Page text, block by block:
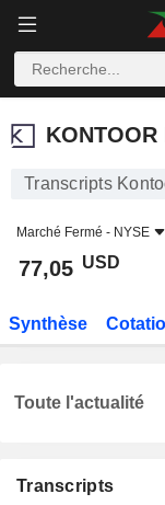
KONTOOR
KONTOOR
Transcripts
Marché Fermé - NYSE
77,05 USD
Synthèse
Transcripts
Toute l'actualité